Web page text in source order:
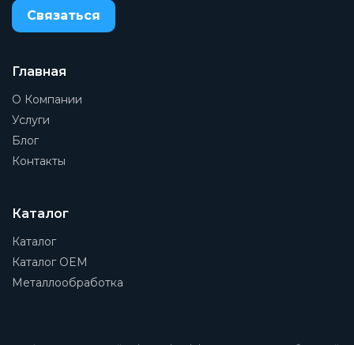
Связаться
Главная
О Компании
Услуги
Блог
Контакты
Каталог
Каталог
Каталог OEM
Металлообработка